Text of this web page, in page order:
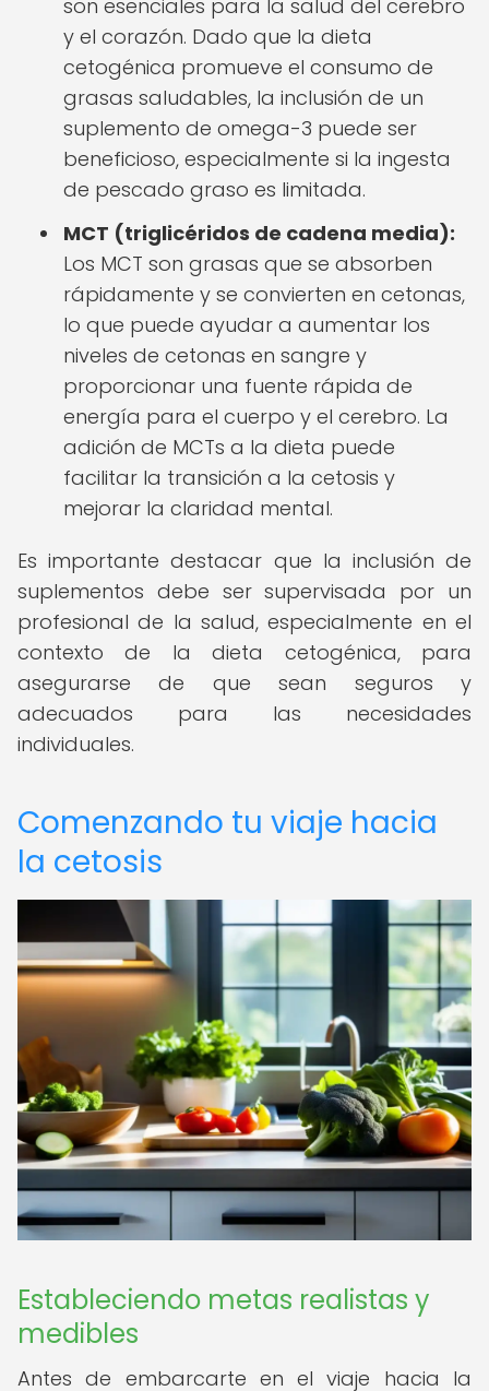
son esenciales para la salud del cerebro
y el corazón. Dado que la dieta
cetogénica promueve el consumo de
grasas saludables, la inclusión de un
suplemento de omega-3 puede ser
beneficioso, especialmente si la ingesta
de pescado graso es limitada.
MCT (triglicéridos de cadena media):
Los MCT son grasas que se absorben
rápidamente y se convierten en cetonas,
lo que puede ayudar a aumentar los
niveles de cetonas en sangre y
proporcionar una fuente rápida de
energía para el cuerpo y el cerebro. La
adición de MCTs a la dieta puede
facilitar la transición a la cetosis y
mejorar la claridad mental.
Es importante destacar que la inclusión de
suplementos debe ser supervisada por un
profesional de la salud, especialmente en el
contexto de la dieta cetogénica, para
asegurarse de que sean seguros y
adecuados para las necesidades
individuales.
Comenzando tu viaje hacia
la cetosis
Estableciendo metas realistas y
medibles
Antes de embarcarte en el viaje hacia la